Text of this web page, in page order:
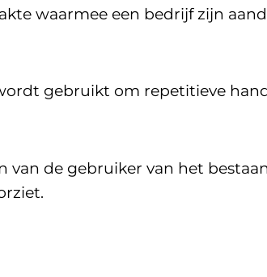
waarmee een bedrijf zijn
gebruikt om repetitieve
van de gebruiker van het